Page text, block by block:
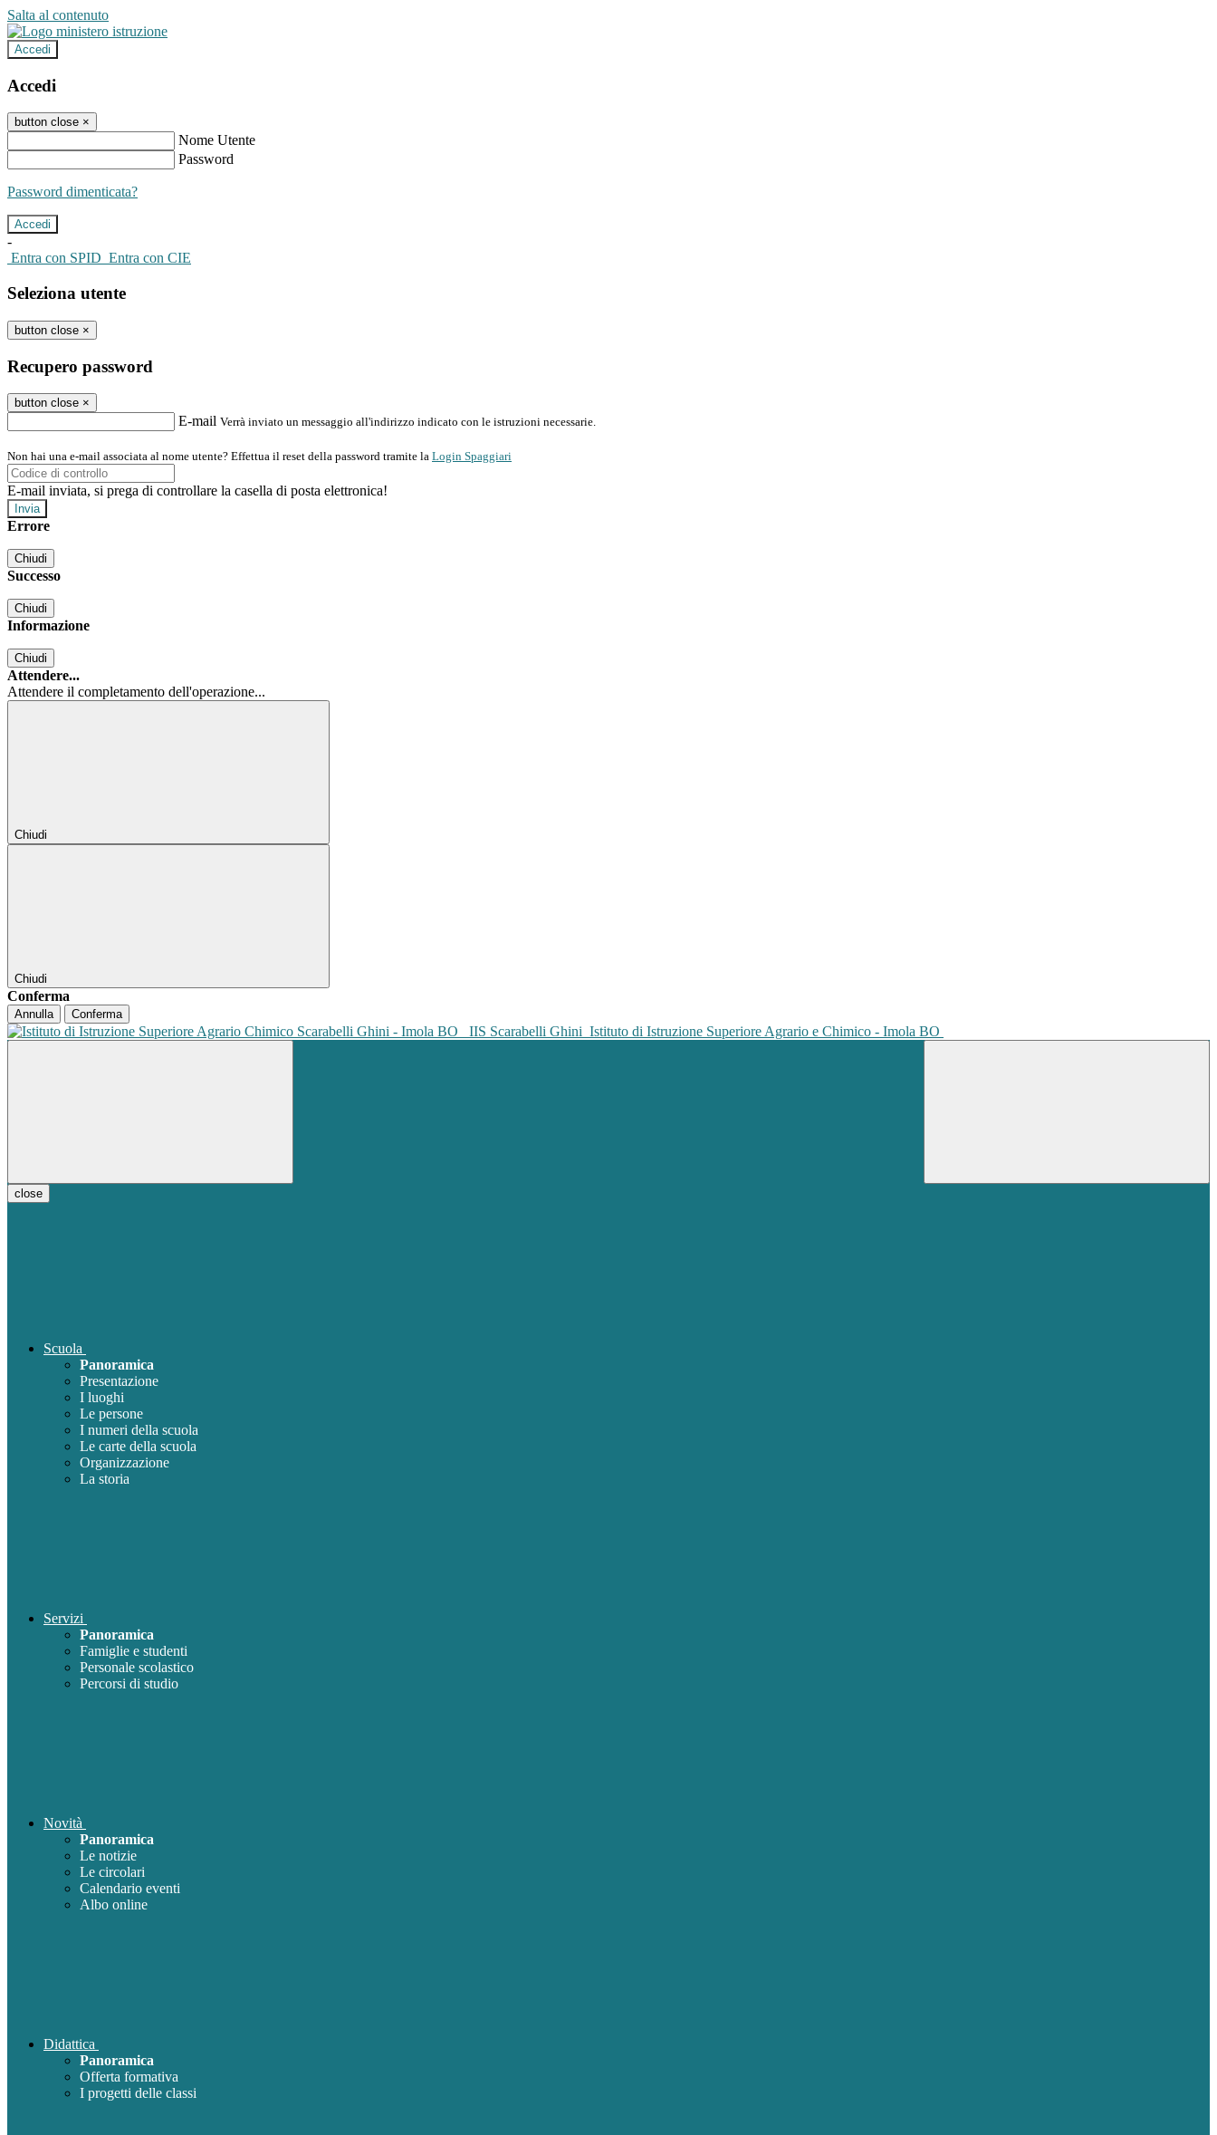
Salta al contenuto
Accedi
Accedi
button close ×
Nome Utente
Password
Password dimenticata?
-
Entra con SPID Entra con CIE
Seleziona utente
button close ×
Recupero password
button close ×
E-mail Verrà inviato un messaggio all'indirizzo indicato con le istruzioni necessarie.
Non hai una e-mail associata al nome utente? Effettua il reset della password tramite la Login Spaggiari
E-mail inviata, si prega di controllare la casella di posta elettronica!
Errore
Chiudi
Successo
Chiudi
Informazione
Chiudi
Attendere...
Attendere il completamento dell'operazione...
Chiudi
Chiudi
Conferma
Annulla Conferma
IIS Scarabelli Ghini Istituto di Istruzione Superiore Agrario e Chimico - Imola BO
close
Scuola
Panoramica
Presentazione
I luoghi
Le persone
I numeri della scuola
Le carte della scuola
Organizzazione
La storia
Servizi
Panoramica
Famiglie e studenti
Personale scolastico
Percorsi di studio
Novità
Panoramica
Le notizie
Le circolari
Calendario eventi
Albo online
Didattica
Panoramica
Offerta formativa
I progetti delle classi